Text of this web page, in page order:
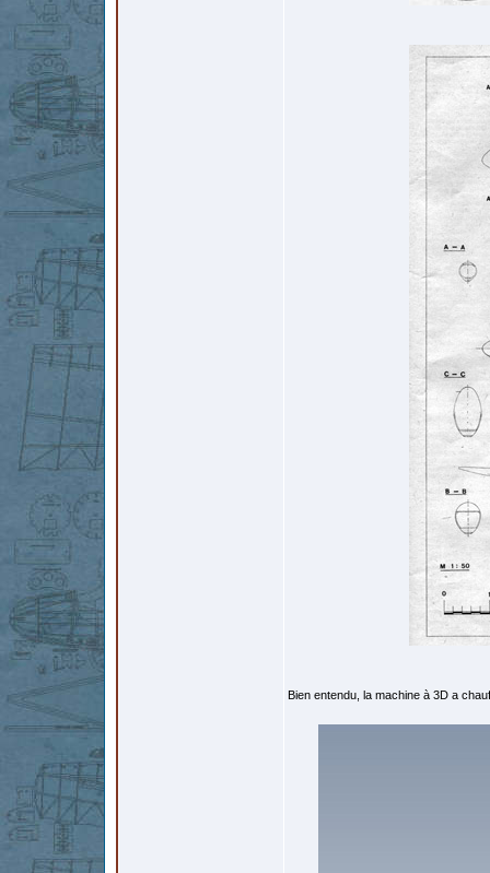
Bien entendu, la machine à 3D a